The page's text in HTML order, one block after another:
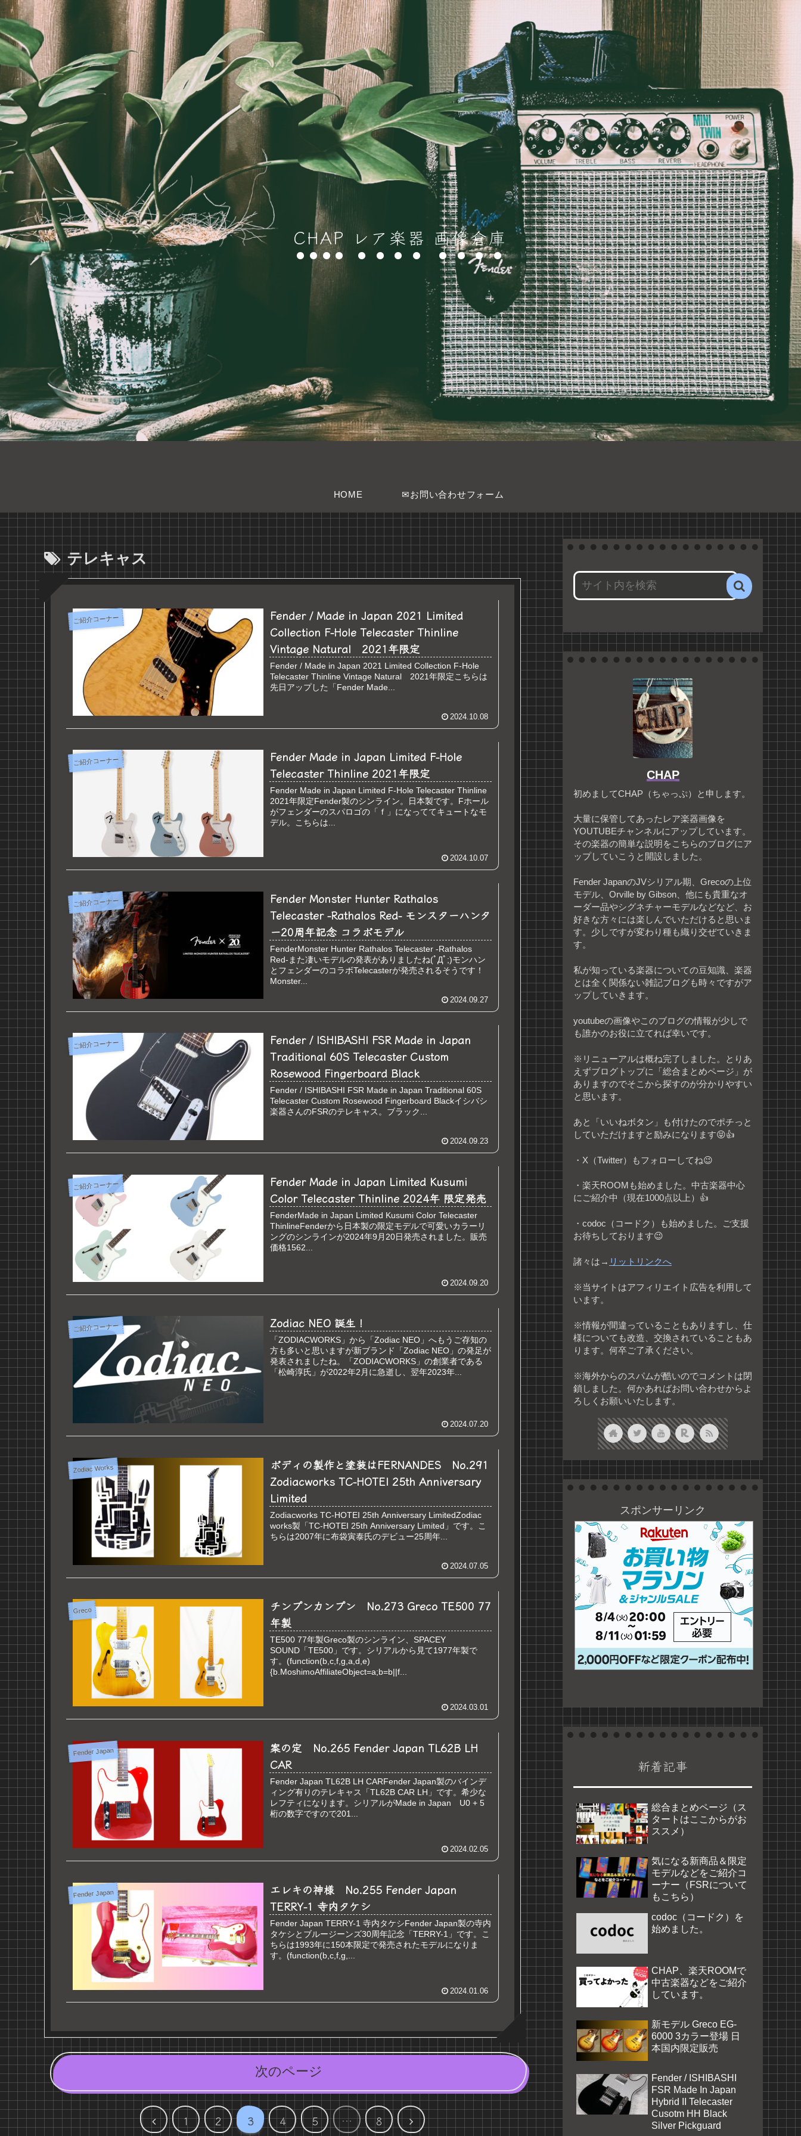
CHAP レア楽器 画像倉庫
HOME ✉お問い合わせフォーム
テレキャス
ご紹介コーナー
Fender / Made in Japan 2021 Limited
Collection F-Hole Telecaster Thinline
Vintage Natural 2021年限定
Fender / Made in Japan 2021 Limited Collection F-Hole
Telecaster Thinline Vintage Natural 2021年限定こちらは
先日アップした「Fender Made...
2024.10.08
ご紹介コーナー
Fender Made in Japan Limited F-Hole
Telecaster Thinline 2021年限定
Fender Made in Japan Limited F-Hole Telecaster Thinline
2021年限定Fender製のシンライン。日本製です。Fホール
がフェンダーのスパロゴの「ｆ」になっててキュートなモ
デル。こちらは...
2024.10.07
ご紹介コーナー
Fender Monster Hunter Rathalos
Telecaster -Rathalos Red- モンスターハンタ
ー20周年記念 コラボモデル
FenderMonster Hunter Rathalos Telecaster -Rathalos
Red-また凄いモデルの発表がありましたね(ﾟДﾟ;)モンハン
とフェンダーのコラボTelecasterが発売されるそうです！
Monster...
2024.09.27
ご紹介コーナー
Fender / ISHIBASHI FSR Made in Japan
Traditional 60S Telecaster Custom
Rosewood Fingerboard Black
Fender / ISHIBASHI FSR Made in Japan Traditional 60S
Telecaster Custom Rosewood Fingerboard Blackイシバシ
楽器さんのFSRのテレキャス。ブラック...
2024.09.23
ご紹介コーナー
Fender Made in Japan Limited Kusumi
Color Telecaster Thinline 2024年 限定発売
FenderMade in Japan Limited Kusumi Color Telecaster
ThinlineFenderから日本製の限定モデルで可愛いカラーリ
ングのシンラインが2024年9月20日発売されました。販売
価格1562...
2024.09.20
ご紹介コーナー Zodiac NEO 誕生！
「ZODIACWORKS」から「Zodiac NEO」へもうご存知の
方も多いと思いますが新ブランド「Zodiac NEO」の発足が
発表されましたね。「ZODIACWORKS」の創業者である
「松崎淳氏」が2022年2月に急逝し、翌年2023年...
2024.07.20
Zodiac Works
ボディの製作と塗装はFERNANDES No.291
Zodiacworks TC-HOTEI 25th Anniversary
Limited
Zodiacworks TC-HOTEI 25th Anniversary LimitedZodiac
works製「TC-HOTEI 25th Anniversary Limited」です。こ
ちらは2007年に布袋寅泰氏のデビュー25周年...
2024.07.05
Greco
チンプンカンプン No.273 Greco TE500 77
年製
TE500 77年製Greco製のシンライン、SPACEY
SOUND「TE500」です。シリアルから見て1977年製で
す。(function(b,c,f,g,a,d,e)
{b.MoshimoAffiliateObject=a;b=b||f...
2024.03.01
Fender Japan
案の定 No.265 Fender Japan TL62B LH
CAR
Fender Japan TL62B LH CARFender Japan製のバインデ
ィング有りのテレキャス「TL62B CAR LH」です。希少な
レフティになります。シリアルがMade in Japan U0 + 5
桁の数字ですので201...
2024.02.05
Fender Japan
エレキの神様 No.255 Fender Japan
TERRY-1 寺内タケシ
Fender Japan TERRY-1 寺内タケシFender Japan製の寺内
タケシとブルージーンズ30周年記念「TERRY-1」です。こ
ちらは1993年に150本限定で発売されたモデルになりま
す。(function(b,c,f,g,...
2024.01.06
次のページ
前 1 2 3 4 5 … 8 次
CHAP
初めましてCHAP（ちゃっぷ）と申します。
大量に保管してあったレア楽器画像を
YOUTUBEチャンネルにアップしています。
その楽器の簡単な説明をこちらのブログにア
ップしていこうと開設しました。
Fender JapanのJVシリアル期、Grecoの上位
モデル、Orville by Gibson、他にも貴重なオ
ーダー品やシグネチャーモデルなどなど、お
好きな方々には楽しんでいただけると思いま
す。少しですが変わり種も織り交ぜていきま
す。
私が知っている楽器についての豆知識、楽器
とは全く関係ない雑記ブログも時々ですがア
ップしていきます。
youtubeの画像やこのブログの情報が少しで
も誰かのお役に立てれば幸いです。
※リニューアルは概ね完了しました。とりあ
えずブログトップに「総合まとめページ」が
ありますのでそこから探すのが分かりやすい
と思います。
あと「いいねボタン」も付けたのでポチっと
していただけますと励みになります😝👍
・X（Twitter）もフォローしてね😉
・楽天ROOMも始めました。中古楽器中心
にご紹介中（現在1000点以上）👍
・codoc（コードク）も始めました。ご支援
お待ちしております😉
諸々は→ リットリンクへ
※当サイトはアフィリエイト広告を利用して
います。
※情報が間違っていることもありますし、仕
様についても改造、交換されていることもあ
ります。何卒ご了承ください。
※海外からのスパムが酷いのでコメントは閉
鎖しました。何かあればお問い合わせからよ
ろしくお願いいたします。
スポンサーリンク
新着記事
総合まとめページ（ス
タートはここからがお
ススメ）
気になる新商品＆限定
モデルなどをご紹介コ
ーナー（FSRについて
もこちら）
codoc（コードク）を
始めました。
CHAP、楽天ROOMで
中古楽器などをご紹介
しています。
新モデル Greco EG-
6000 3カラー登場 日
本国内限定販売
Fender / ISHIBASHI
FSR Made In Japan
Hybrid II Telecaster
Cusotm HH Black
Silver Pickguard